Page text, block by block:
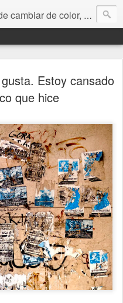
a mirar. Hablamos de sociedad, economía, empresa, política, RRHH, formación. De Historia reciente, de educación y de temas sociales.
Estoy cansado
que hice